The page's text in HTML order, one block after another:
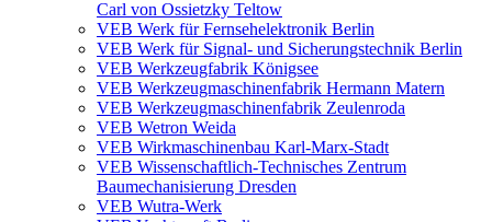
Carl von Ossietzky Teltow
VEB Werk für Fernsehelektronik Berlin
VEB Werk für Signal- und Sicherungstechnik Berlin
VEB Werkzeugfabrik Königsee
VEB Werkzeugmaschinenfabrik Hermann Matern
VEB Werkzeugmaschinenfabrik Zeulenroda
VEB Wetron Weida
VEB Wirkmaschinenbau Karl-Marx-Stadt
VEB Wissenschaftlich-Technisches Zentrum
Baumechanisierung Dresden
VEB Wutra-Werk